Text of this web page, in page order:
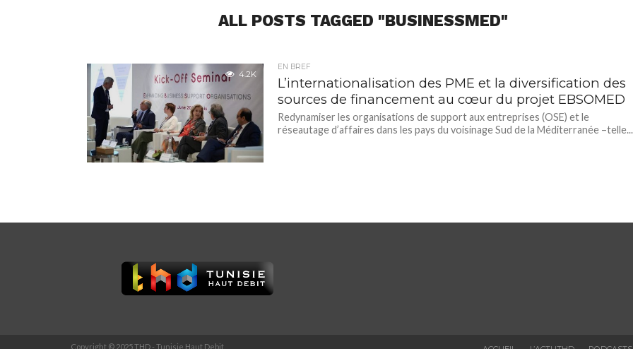
ALL POSTS TAGGED "BUSINESSMED"
4.2K
EN BREF
L’internationalisation des PME et la diversification des
sources de financement au cœur du projet EBSOMED
Redynamiser les organisations de support aux entreprises (OSE) et le
réseautage d’affaires dans les pays du voisinage Sud de la Méditerranée –telle...
Copyright © 2025 THD - Tunisie Haut Debit.